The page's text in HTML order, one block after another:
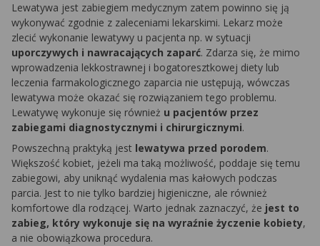
Lewatywa jest zabiegiem medycznym zatem powinno się ją
wykonywać zgodnie z zaleceniami lekarskimi. Lekarz może
zlecić wykonanie lewatywy u pacjenta np. w sytuacji
uporczywych i nawracających zaparć. Zdarza się, że mimo
wprowadzenia lekkostrawnej i bogatoresztkowej diety lub
leczenia farmakologicznego zaparcia nie ustępują, wówczas
lewatywa może okazać się rozwiązaniem tego problemu.
Lewatywę wykonuje się również u pacjentów przez
zabiegami diagnostycznymi i chirurgicznymi.
Powszechną praktyką jest lewatywa przed porodem.
Większość kobiet, jeżeli ma taką możliwość, poddaje się temu
zabiegowi, aby uniknąć wydalenia mas kałowych podczas
parcia. Jest to nie tylko bardziej higieniczne, ale również
komfortowe dla rodzącej. Warto jednak zaznaczyć, że jest to
zabieg, który wykonuje się na wyraźnie życzenie kobiety,
a nie obowiązkowa procedura.